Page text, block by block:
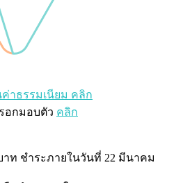
าธรรมเนียม คลิก
อกมอบตัว คลิก
าท ชำระภายในวันที่ 22 มีนาคม